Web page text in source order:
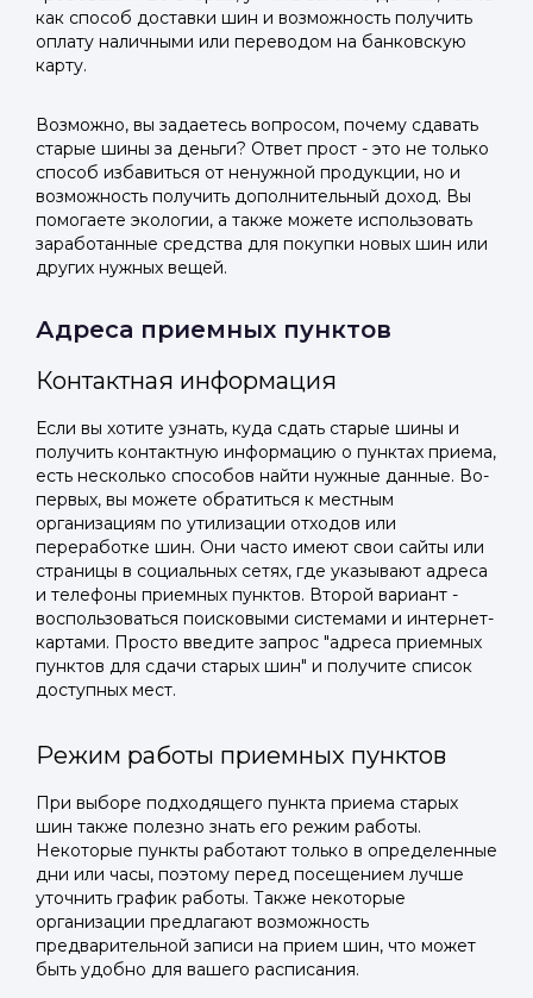
как способ доставки шин и возможность получить
оплату наличными или переводом на банковскую
карту.
Возможно, вы задаетесь вопросом, почему сдавать
старые шины за деньги? Ответ прост - это не только
способ избавиться от ненужной продукции, но и
возможность получить дополнительный доход. Вы
помогаете экологии, а также можете использовать
заработанные средства для покупки новых шин или
других нужных вещей.
Адреса приемных пунктов
Контактная информация
Если вы хотите узнать, куда сдать старые шины и
получить контактную информацию о пунктах приема,
есть несколько способов найти нужные данные. Во-
первых, вы можете обратиться к местным
организациям по утилизации отходов или
переработке шин. Они часто имеют свои сайты или
страницы в социальных сетях, где указывают адреса
и телефоны приемных пунктов. Второй вариант -
воспользоваться поисковыми системами и интернет-
картами. Просто введите запрос "адреса приемных
пунктов для сдачи старых шин" и получите список
доступных мест.
Режим работы приемных пунктов
При выборе подходящего пункта приема старых
шин также полезно знать его режим работы.
Некоторые пункты работают только в определенные
дни или часы, поэтому перед посещением лучше
уточнить график работы. Также некоторые
организации предлагают возможность
предварительной записи на прием шин, что может
быть удобно для вашего расписания.